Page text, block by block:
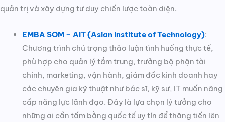
quản trị và xây dựng tư duy chiến lược toàn diện.
EMBA SOM – AIT (Asian Institute of Technology):
Chương trình chú trọng thảo luận tình huống thực tế,
phù hợp cho quản lý tầm trung, trưởng bộ phận tài
chính, marketing, vận hành, giám đốc kinh doanh hay
các chuyên gia kỹ thuật như bác sĩ, kỹ sư, IT muốn nâng
cấp năng lực lãnh đạo. Đây là lựa chọn lý tưởng cho
những ai cần tấm bằng quốc tế uy tín để thăng tiến lên